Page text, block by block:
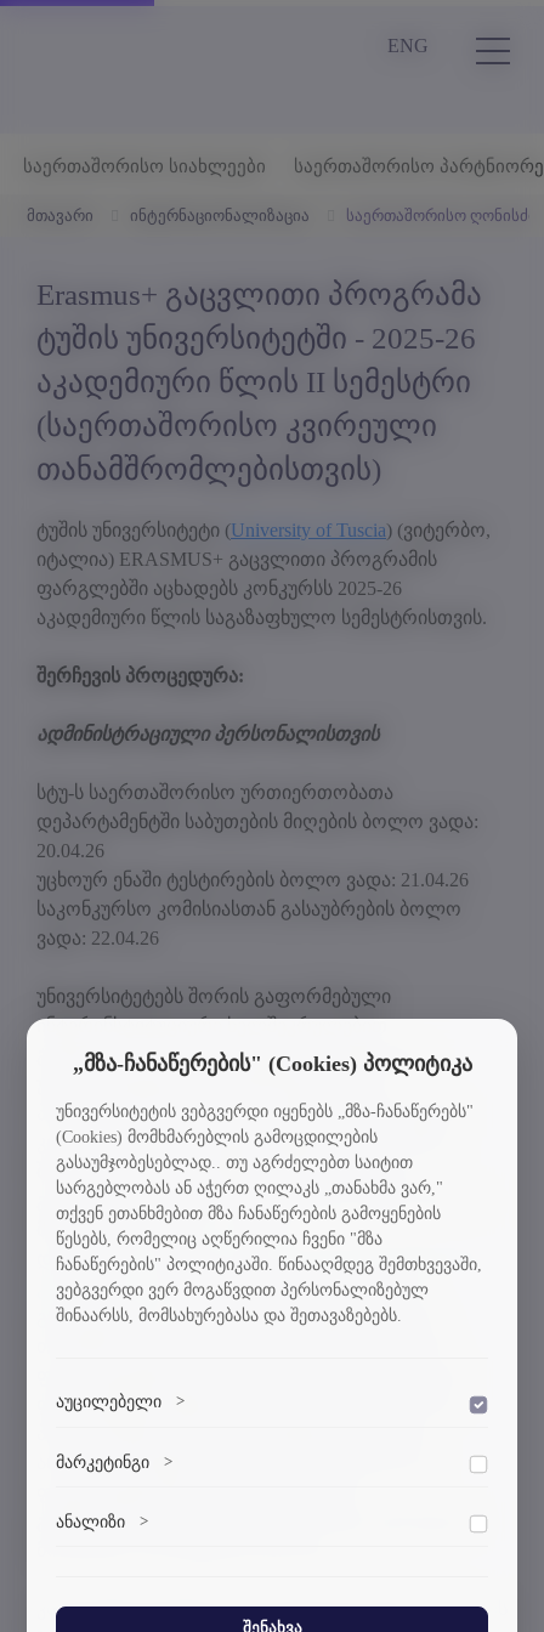
ENG
საერთაშორისო სიახლეები საერთაშორისო
მთავარი ინტერნაციონალიზაცია საერთაშორისო
Erasmus+ გაცვლითი პროგრამა
ტუშის უნივერსიტეტში - 2025-26
აკადემიური წლის II სემესტრი
(საერთაშორისო კვირეული
თანამშრომლებისთვის)
ტუშის უნივერსიტეტი (University of Tuscia) (ვიტერბო,
იტალია) ERASMUS+ გაცვლითი პროგრამის
ფარგლებში აცხადებს კონკურსს 2025-26
აკადემიური წლის საგაზაფხულო სემესტრისთვის.
შერჩევის პროცედურა:
ადმინისტრაციული პერსონალისთვის
სტუ-ს საერთაშორისო ურთიერთობათა
დეპარტამენტში საბუთების მიღების ბოლო ვადა:
20.04.26
უცხოურ ენაში ტესტირების ბოლო ვადა: 21.04.26
საკონკურსო კომისიასთან გასაუბრების ბოლო
ვადა: 22.04.26
უნივერსიტეტებს შორის გაფორმებული
ინტერინსტიტუციური ხელშეკრულებით
განსაზღვრულია საქართველოს ტექნიკური
უნივერსიტეტიდან 4 ადმინისტრაციული
პერსონალის მობილობა ტუშის უნივერსიტეტში.
კოორდინატორი უნივერსიტეტის მოთხოვნით,
შერჩეულმა აპლიკანტმა მობილობა უნდა
განახორციელოს და მონაწილეობა უნდა მიიღოს
მიმდინარე წლის 8-12 ივნისს
დაგეგმილთანამშრომელთა VIIსაერთაშორისო
კვირეულში. ღონისძიებაში მონაწილეობის
გადასახადია 120 ევრო. ადმინისტრაციულმა
ფაკულტეტზე მიმდინარე ორმაგი სადიპლომო
არსებობის შემეთხევვაში) და/ან განიხილოს
განხორციელების შესაძლებლობები კვირეულის
კონკურსში მომაწილეობის მსურველებმა 2026 წლის
„მზა-ჩანაწერების" (Cookies) პოლიტიკა
უნივერსიტეტის ვებგვერდი იყენებს „მზა-ჩანაწერებს"
(Cookies) მომხმარებლის გამოცდილების
გასაუმჯობესებლად.. თუ აგრძელებთ საიტით
სარგებლობას ან აჭერთ ღილაკს „თანახმა ვარ,"
თქვენ ეთანხმებით მზა ჩანაწერების გამოყენების
წესებს, რომელიც აღწერილია ჩვენი "მზა
ჩანაწერების" პოლიტიკაში. წინააღმდეგ შემთხვევაში,
ვებგვერდი ვერ მოგაწვდით პერსონალიზებულ
შინაარსს, მომსახურებასა და შეთავაზებებს.
აუცილებელი >
დაშვება
ვებსაიტის გამართული ფუნქციონირებისთვის
აუცილებელი ქუქი-ფაილები.
მარკეტინგი >
დაშვება
მარკეტინგული ქუქი-ფაილები გვეხმარება
პერსონალიზებული კონტენტისა და რეკლამების
ანალიზი >
დაშვება